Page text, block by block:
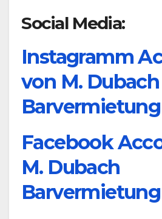
Social Media:
Instagramm
von M. Dubach
Barvermietung
Facebook
M. Dubach
Barvermietung